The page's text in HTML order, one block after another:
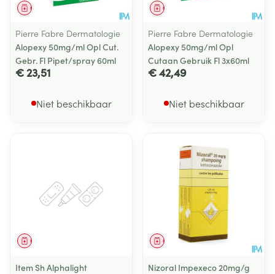
Geneesmiddel
Pierre Fabre Dermatologie
Alopexy 50mg/ml Opl Cut.
Gebr. Fl Pipet/spray 60ml
€ 23,51
Niet beschikbaar
Geneesmiddel
Pierre Fabre Dermatologie
Alopexy 50mg/ml Opl
Cutaan Gebruik Fl 3x60ml
€ 42,49
Niet beschikbaar
Geneesmiddel
Item Sh Alphalight
Geneesmiddel
Nizoral Impexeco 20mg/g